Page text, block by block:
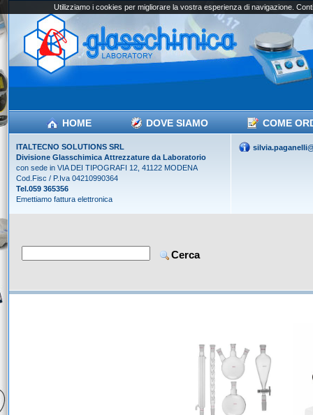
HOME DOVE SIAMO COME
ITALTECNO SOLUTIONS SRL
Divisione Glasschimica Attrezzature da Laboratorio
con sede in VIA DEI TIPOGRAFI 12, 41122 MODENA
Cod.Fisc / P.Iva 04210990364
Tel.059 365356
Emettiamo fattura elettronica
Utilizziamo i cookies per migliorare la vostra esperienza di navigazione.